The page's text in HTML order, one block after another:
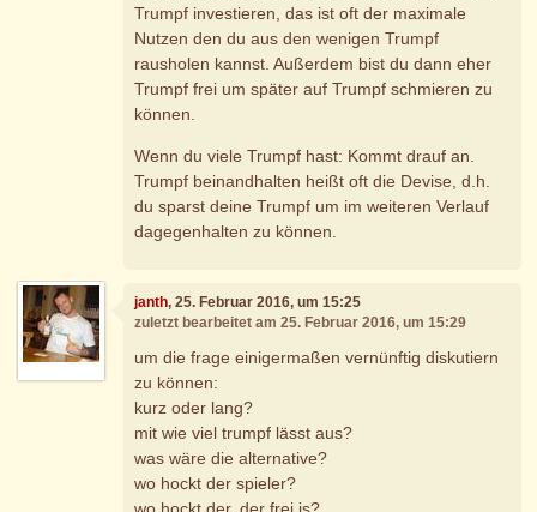
Trumpf investieren, das ist oft der maximale
Nutzen den du aus den wenigen Trumpf
rausholen kannst. Außerdem bist du dann eher
Trumpf frei um später auf Trumpf schmieren zu
können.
Wenn du viele Trumpf hast: Kommt drauf an.
Trumpf beinandhalten heißt oft die Devise, d.h.
du sparst deine Trumpf um im weiteren Verlauf
dagegenhalten zu können.
janth, 25. Februar 2016, um 15:25
zuletzt bearbeitet am 25. Februar 2016, um 15:29
um die frage einigermaßen vernünftig diskutiern
zu können:
kurz oder lang?
mit wie viel trumpf lässt aus?
was wäre die alternative?
wo hockt der spieler?